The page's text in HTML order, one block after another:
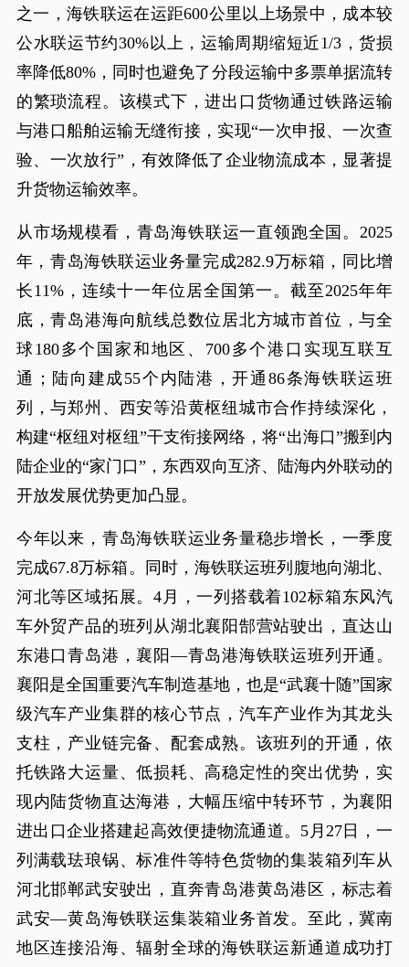
之一，海铁联运在运距600公里以上场景中，成本较
公水联运节约30%以上，运输周期缩短近1/3，货损
率降低80%，同时也避免了分段运输中多票单据流转
的繁琐流程。该模式下，进出口货物通过铁路运输
与港口船舶运输无缝衔接，实现“一次申报、一次查
验、一次放行”，有效降低了企业物流成本，显著提
升货物运输效率。
从市场规模看，青岛海铁联运一直领跑全国。2025
年，青岛海铁联运业务量完成282.9万标箱，同比增
长11%，连续十一年位居全国第一。截至2025年年
底，青岛港海向航线总数位居北方城市首位，与全
球180多个国家和地区、700多个港口实现互联互
通；陆向建成55个内陆港，开通86条海铁联运班
列，与郑州、西安等沿黄枢纽城市合作持续深化，
构建“枢纽对枢纽”干支衔接网络，将“出海口”搬到内
陆企业的“家门口”，东西双向互济、陆海内外联动的
开放发展优势更加凸显。
今年以来，青岛海铁联运业务量稳步增长，一季度
完成67.8万标箱。同时，海铁联运班列腹地向湖北、
河北等区域拓展。4月，一列搭载着102标箱东风汽
车外贸产品的班列从湖北襄阳郜营站驶出，直达山
东港口青岛港，襄阳—青岛港海铁联运班列开通。
襄阳是全国重要汽车制造基地，也是“武襄十随”国家
级汽车产业集群的核心节点，汽车产业作为其龙头
支柱，产业链完备、配套成熟。该班列的开通，依
托铁路大运量、低损耗、高稳定性的突出优势，实
现内陆货物直达海港，大幅压缩中转环节，为襄阳
进出口企业搭建起高效便捷物流通道。5月27日，一
列满载珐琅锅、标准件等特色货物的集装箱列车从
河北邯郸武安驶出，直奔青岛港黄岛港区，标志着
武安—黄岛海铁联运集装箱业务首发。至此，冀南
地区连接沿海、辐射全球的海铁联运新通道成功打